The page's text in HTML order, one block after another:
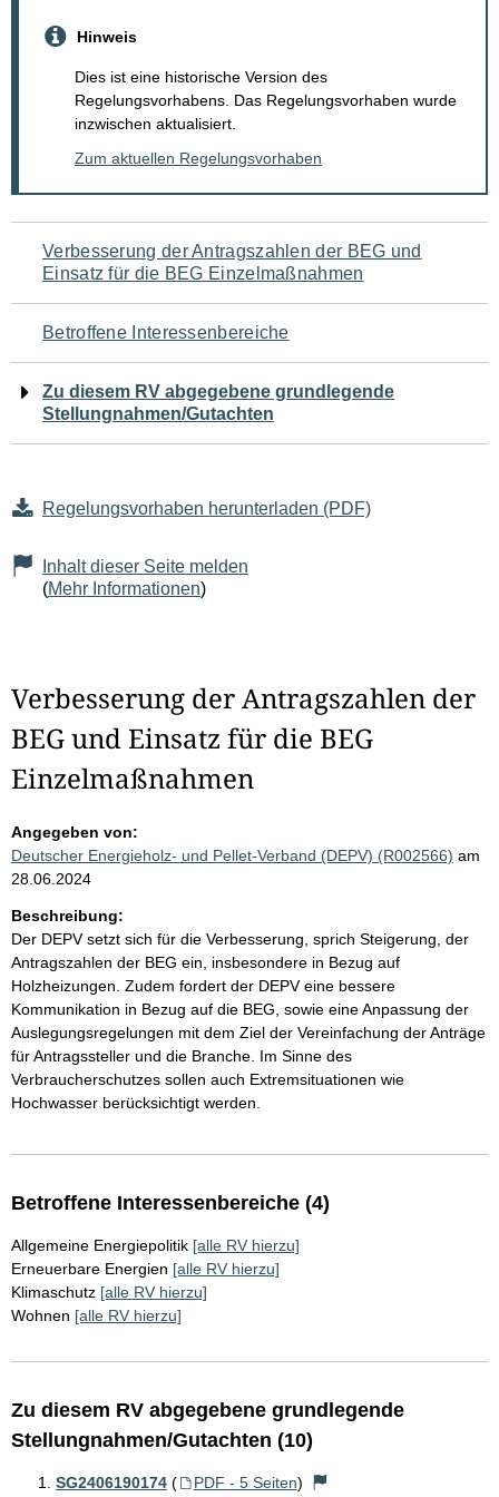
Hinweis
Dies ist eine historische Version des
Regelungsvorhabens. Das Regelungsvorhaben wurde
inzwischen aktualisiert.
Zum aktuellen Regelungsvorhaben
Navigation
für
den
Seiteninhalt
Verbesserung der Antragszahlen der BEG und
Einsatz für die BEG Einzelmaßnahmen
Betroffene Interessenbereiche
Zu diesem RV abgegebene grundlegende
Stellungnahmen/Gutachten
Regelungsvorhaben herunterladen (PDF)
Inhalt dieser Seite melden
(Mehr Informationen)
Verbesserung der Antragszahlen der
BEG und Einsatz für die BEG
Einzelmaßnahmen
Angegeben von:
Deutscher Energieholz- und Pellet-Verband (DEPV) (R002566) am
28.06.2024
Beschreibung:
Der DEPV setzt sich für die Verbesserung, sprich Steigerung, der
Antragszahlen der BEG ein, insbesondere in Bezug auf
Holzheizungen. Zudem fordert der DEPV eine bessere
Kommunikation in Bezug auf die BEG, sowie eine Anpassung der
Auslegungsregelungen mit dem Ziel der Vereinfachung der Anträge
für Antragssteller und die Branche. Im Sinne des
Verbraucherschutzes sollen auch Extremsituationen wie
Hochwasser berücksichtigt werden.
Betroffene Interessenbereiche (4)
Allgemeine Energiepolitik [alle RV hierzu]
Erneuerbare Energien [alle RV hierzu]
Klimaschutz [alle RV hierzu]
Wohnen [alle RV hierzu]
Zu diesem RV abgegebene grundlegende
Stellungnahmen/Gutachten (10)
SG2406190174 ( PDF - 5 Seiten)